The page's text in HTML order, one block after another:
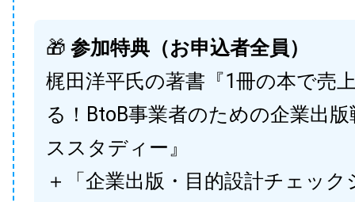
🎁 参加特典（お申込者全員）
梶田洋平氏の著書『1冊の本で売
る！BtoB事業者のための企業出
ススタディー』
＋「企業出版・目的設計チェック